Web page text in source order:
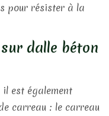
pour résister à la
dalle béton
est également
carreau : le carreau